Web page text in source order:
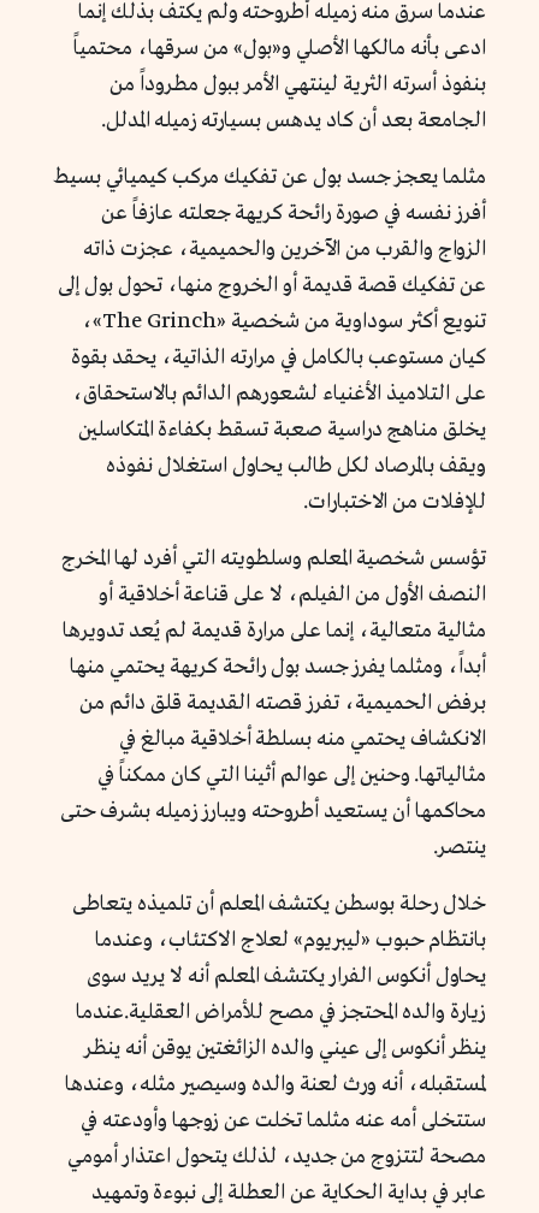
عندما سرق منه زميله أطروحته ولم يكتف بذلك إنما
ادعى بأنه مالكها الأصلي و«بول» من سرقها، محتمياً
بنفوذ أسرته الثرية لينتهي الأمر ببول مطروداً من
الجامعة بعد أن كاد يدهس بسيارته زميله المدلل.
مثلما يعجز جسد بول عن تفكيك مركب كيميائي بسيط
أفرز نفسه في صورة رائحة كريهة جعلته عازفاً عن
الزواج والقرب من الآخرين والحميمية، عجزت ذاته
عن تفكيك قصة قديمة أو الخروج منها، تحول بول إلى
تنويع أكثر سوداوية من شخصية «The Grinch»،
كيان مستوعب بالكامل في مرارته الذاتية، يحقد بقوة
على التلاميذ الأغنياء لشعورهم الدائم بالاستحقاق،
يخلق مناهج دراسية صعبة تسقط بكفاءة المتكاسلين
ويقف بالمرصاد لكل طالب يحاول استغلال نفوذه
للإفلات من الاختبارات.
تؤسس شخصية المعلم وسلطويته التي أفرد لها المخرج
النصف الأول من الفيلم، لا على قناعة أخلاقية أو
مثالية متعالية، إنما على مرارة قديمة لم يُعد تدويرها
أبداً، ومثلما يفرز جسد بول رائحة كريهة يحتمي منها
برفض الحميمية، تفرز قصته القديمة قلق دائم من
الانكشاف يحتمي منه بسلطة أخلاقية مبالغ في
مثالياتها. وحنين إلى عوالم أثينا التي كان ممكناً في
محاكمها أن يستعيد أطروحته ويبارز زميله بشرف حتى
ينتصر.
خلال رحلة بوسطن يكتشف المعلم أن تلميذه يتعاطى
بانتظام حبوب «ليبريوم» لعلاج الاكتئاب، وعندما
يحاول أنكوس الفرار يكتشف المعلم أنه لا يريد سوى
زيارة والده المحتجز في مصح للأمراض العقلية.عندما
ينظر أنكوس إلى عيني والده الزائغتين يوقن أنه ينظر
لمستقبله، أنه ورث لعنة والده وسيصير مثله، وعندها
ستتخلى أمه عنه مثلما تخلت عن زوجها وأودعته في
مصحة لتتزوج من جديد، لذلك يتحول اعتذار أمومي
عابر في بداية الحكاية عن العطلة إلى نبوءة وتمهيد